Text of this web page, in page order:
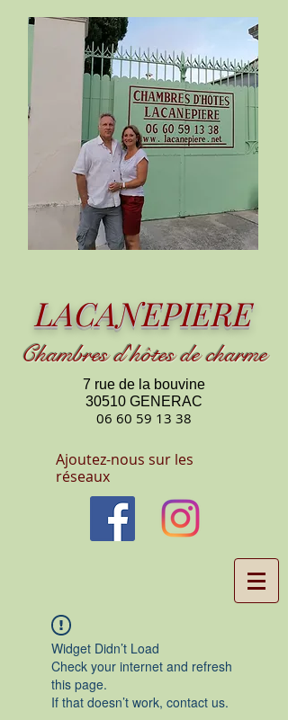
LACANEPIERE
Chambres d'hôtes de charme
7 rue de la bouvine
30510 GENERAC
06 60 59 13 38
Ajoutez-nous sur les
réseaux
Widget Didn’t Load
Check your internet and refresh
this page.
If that doesn’t work, contact us.